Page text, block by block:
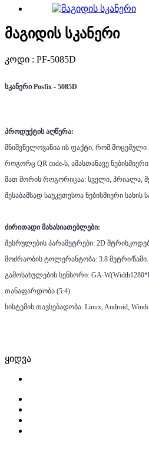
მაგიდის სკანერი
კოდი : PF-5085D
სკანერი Posfix - 5085D
პროდუქტის აღწერა:
მნიშვნელოვანია ის ფაქტი, რომ მოცემული
როგორც QR code-ს, ამასთანავე
მათ შორის როგორიცაა: სველი, პრიალა,
შესაბამსად საუკეთესოა ნებისმიერი სახის
ძირითადი მახასიათებლები:
შესრულების პარამეტრები: 2D
მოძრაობის ტოლერანტობა: 3.8 მეტრი/წამი.
გამოსახულების სენსორი: GA-
თანაფარდობა (5:4).
სისტემის თავსებადობა: Linux, Android,
ყიდვა